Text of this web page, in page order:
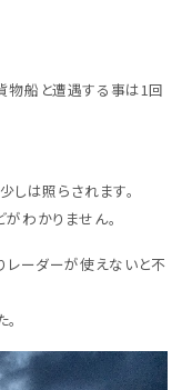
物船と遭遇する事は1回
は照らされます。
わかりません。
レーダーが使えないと不